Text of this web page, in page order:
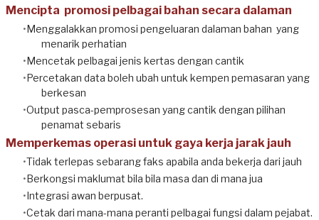
Mencipta promosi pelbagai bahan secara dalaman
Menggalakkan promosi pengeluaran dalaman bahan yang
menarik perhatian
Mencetak pelbagai jenis kertas dengan cantik
Percetakan data boleh ubah untuk kempen pemasaran yang
berkesan
Output pasca-pemprosesan yang cantik dengan pilihan
penamat sebaris
Memperkemas operasi untuk gaya kerja jarak jauh
Tidak terlepas sebarang faks apabila anda bekerja dari jauh
Berkongsi maklumat bila bila masa dan di mana jua
Integrasi awan berpusat.
Cetak dari mana-mana peranti pelbagai fungsi dalam pejabat.